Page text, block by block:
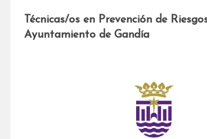
Técnicas/os en Prevención de
Ayuntamiento de Gandía